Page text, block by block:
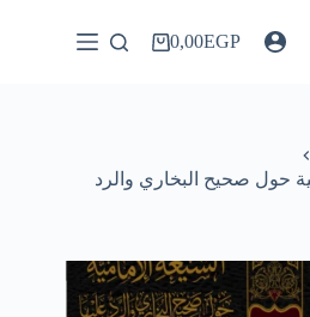
عربة0,00EGP
حول صحيح البخاري والرد